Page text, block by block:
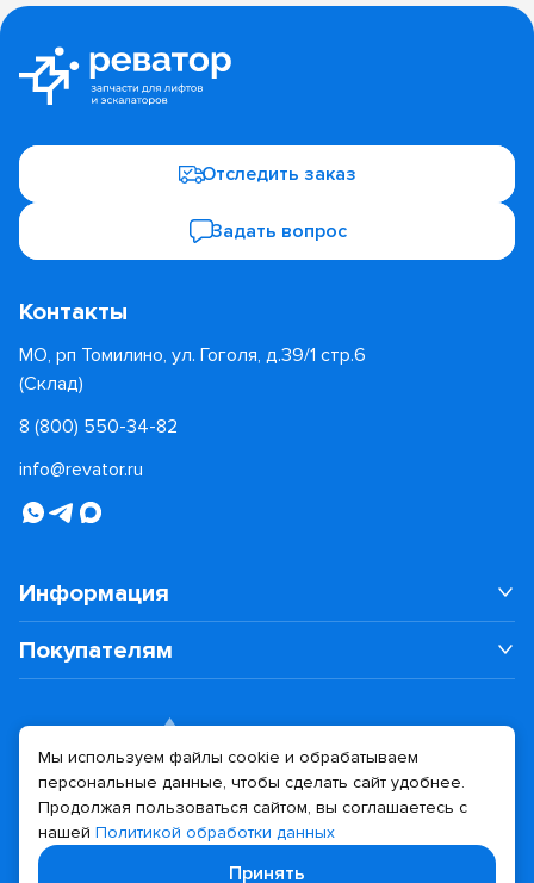
Отследить заказ
Задать вопрос
Контакты
МО, рп Томилино, ул. Гоголя, д.39/1 стр.6
(Склад)
8 (800) 550-34-82
info@revator.ru
Информация
Покупателям
Дизайн сайта Разработка сайта
Мы используем файлы cookie и обрабатываем
персональные данные, чтобы сделать сайт удобнее.
Продолжая пользоваться сайтом, вы соглашаетесь с
нашей Политикой обработки данных
Принять